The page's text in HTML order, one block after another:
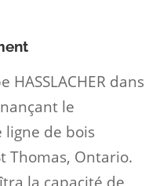
HASSLACHER dans
le
ligne de bois
Thomas, Ontario.